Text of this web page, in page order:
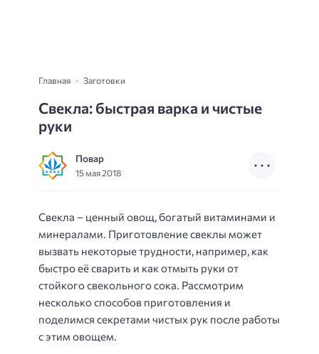
Главная Заготовки
Свекла: быстрая варка и чистые
руки
Повар
15 мая 2018
Свекла – ценный овощ, богатый витаминами и
минералами. Приготовление свеклы может
вызвать некоторые трудности, например, как
быстро её сварить и как отмыть руки от
стойкого свекольного сока. Рассмотрим
несколько способов приготовления и
поделимся секретами чистых рук после работы
с этим овощем.